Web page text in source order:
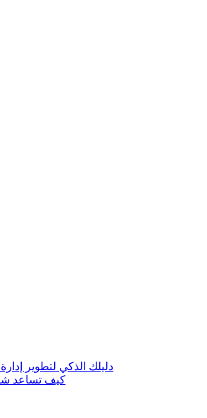
دليلك الذكي لتطوير
كيف تساعد